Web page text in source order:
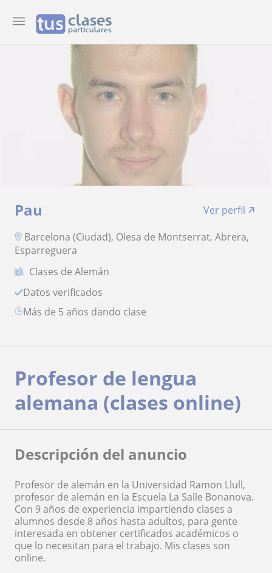
Pau
Ver perfil
Barcelona (Ciudad), Olesa de Montserrat, Abrera,
Esparreguera
Clases de Alemán
Datos verificados
más de 5 años dando clase
Profesor de lengua
alemana (clases online)
Descripción del anuncio
Profesor de alemán en la Universidad Ramon Llull,
profesor de alemán en la Escuela La Salle Bonanova.
Con 9 años de experiencia impartiendo clases a
alumnos desde 8 años hasta adultos, para gente
interesada en obtener certificados académicos o
que lo necesitan para el trabajo. Mis clases son
online.